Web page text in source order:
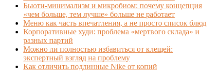
Бьюти-минимализм и микробиом: почему концепция
«чем больше, тем лучше» больше не работает
Меню как часть впечатления, а не просто список блюд
Корпоративные худи: проблема «мертвого склада» и
разных партий
Можно ли полностью избавиться от клещей:
экспертный взгляд на проблему
Как отличить подлинные Nike от копий